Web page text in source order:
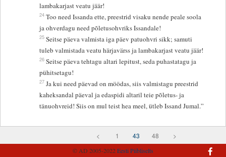
lambakarjast veatu jäär!
24 Too need Issanda ette, preestrid visaku nende peale soola
ja ohverdagu need põletusohvriks Issandale!
25 Seitse päeva valmista iga päev patuohvri sikk; samuti
tuleb valmistada veatu härjavärss ja lambakarjast veatu jäär!
26 Seitse päeva tehtagu altari lepitust, seda puhastatagu ja
pühitsetagu!
27 Ja kui need päevad on möödas, siis valmistagu preestrid
kaheksandal päeval ja edaspidi altaril teie põletus- ja
tänuohvreid! Siis on mul teist hea meel, ütleb Issand Jumal.”
< 1 43 48 >
© AD 2005-2022Eesti Piibliselts